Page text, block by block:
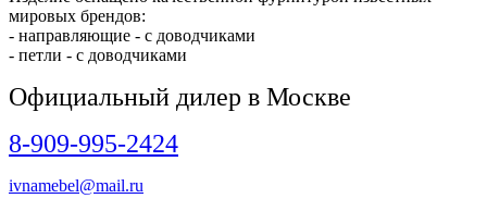
мировых брендов:
- направляющие - с доводчиками
- петли - с доводчиками
Официальный дилер в Москве
8-909-995-2424
ivnamebel@mail.ru